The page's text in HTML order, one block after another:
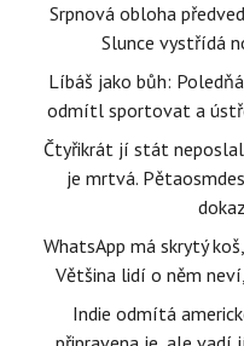
Srpnová obloha
Slunce vystřídá
Líbáš jako bůh:
odmítl sportovat a
Čtyřikrát jí stát
je mrtvá.
WhatsApp má skrytý
Většina lidí o něm
Indie odmítá